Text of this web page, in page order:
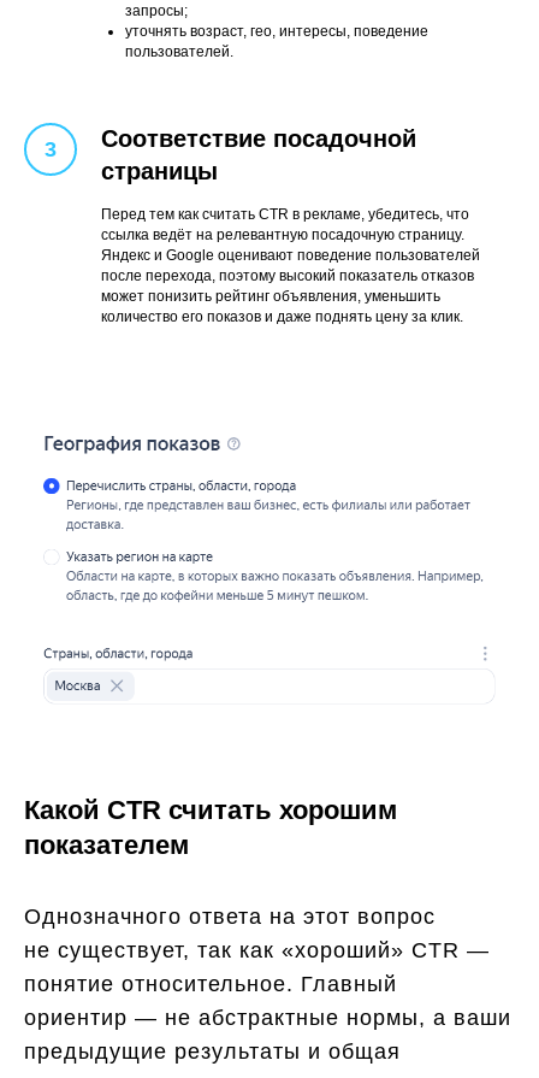
запросы;
уточнять возраст, гео, интересы, поведение
пользователей.
Соответствие посадочной
страницы
Перед тем как считать CTR в рекламе, убедитесь, что
ссылка ведёт на релевантную посадочную страницу.
Яндекс и Google оценивают поведение пользователей
после перехода, поэтому высокий показатель отказов
может понизить рейтинг объявления, уменьшить
количество его показов и даже поднять цену за клик.
Какой CTR считать хорошим
показателем
Однозначного ответа на этот вопрос
не существует, так как «хороший» CTR —
понятие относительное. Главный
ориентир — не абстрактные нормы, а ваши
предыдущие результаты и общая